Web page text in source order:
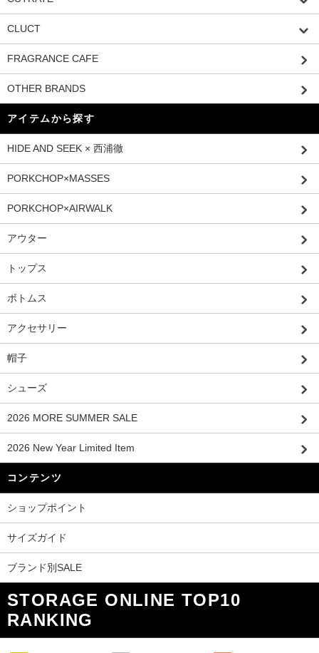
CLUCT
FRAGRANCE CAFE
OTHER BRANDS
アイテムから探す
HIDE AND SEEK × 西浦徹
PORKCHOP×MASSES
PORKCHOP×AIRWALK
アウター
トップス
ボトムス
アクセサリー
帽子
シューズ
2026 MORE SUMMER SALE
2026 New Year Limited Item
コンテンツ
ショップポイント
サイズガイド
ブランド別SALE
STORAGE ONLINE TOP10
RANKING